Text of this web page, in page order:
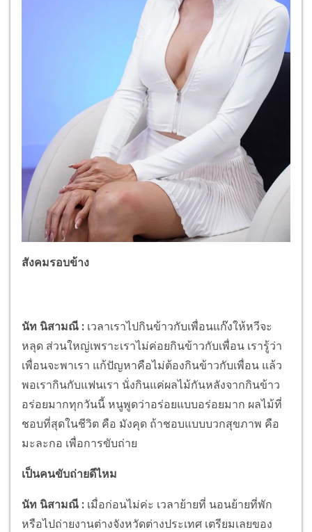
สังคมรอบข้าง
นัท นิสามณี : เวลาเราไปกินข้าวกับเพื่อนแก๊งให้หวีจะ
หลุด ส่วนใหญ่เพราะเราไม่ค่อยกินข้าวกับเพื่อน เรารู้ว่า
เพื่อนจะพาเรา แก้ปัญหาคือไม่ต้องกินข้าวกับเพื่อน แล้ว
พอเรากินกับแฟนเรา นั่งกินแค่ผลไม้กันหลังจากกินข้าว
อร่อยมากทุกวันนี้ หนูพูดว่าอร่อยแบบอร่อยมาก ผลไม้ที่
ชอบที่สุดในชีวิต คือ มังคุด ถ้าชอบแบบบวกสุขภาพ คือ
มะละกอ เพื่อการขับถ่าย
เป็นคนขับถ่ายดีไหม
นัท นิสามณี : เมื่อก่อนไม่ค่ะ เวลาย้ายที่ นอนย้ายที่พัก
หรือไปถ่ายงานต่างจังหวัดต่างประเทศ เตรียมเลยของ